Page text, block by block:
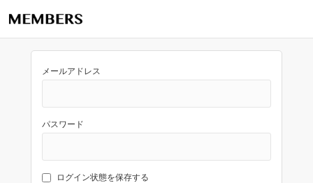
メールアドレス
パスワード
ログイン状態を保存する